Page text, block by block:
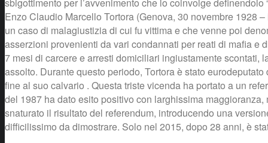
Enzo Claudio Marcello Tortora (Genova, 30 novembre 1928
un caso di malagiustizia di cui fu vittima e che venne poi
asserzioni provenienti da vari condannati per reati di mafia e
7 mesi di carcere e arresti domiciliari ingiustamente scontati,
assolto. Durante questo periodo, Tortora è stato
fine al suo calvario . Questa triste vicenda ha portato a un
del 1987 ha dato esito positivo con larghissima
snaturato il risultato del referendum, introducendo una
difficilissimo da dimostrare. Solo nel 2015, dopo 28 anni, è